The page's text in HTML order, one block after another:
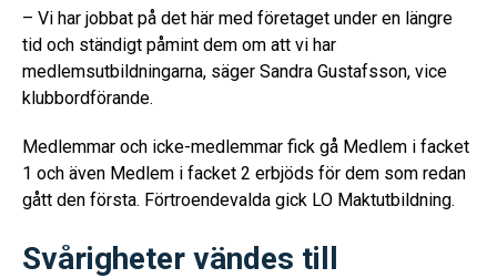
– Vi har jobbat på det här med företaget under en längre
tid och ständigt påmint dem om att vi har
medlemsutbildningarna, säger Sandra Gustafsson, vice
klubbordförande.
Medlemmar och icke-medlemmar fick gå Medlem i facket
1 och även Medlem i facket 2 erbjöds för dem som redan
gått den första. Förtroendevalda gick LO Maktutbildning.
Svårigheter vändes till